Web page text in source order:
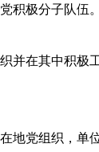
积极分子队伍。
并在其中积极
地党组织，单